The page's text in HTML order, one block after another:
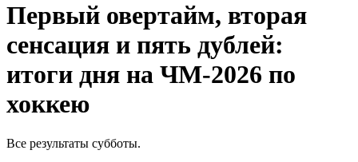
Первый овертайм, вторая
сенсация и пять дублей:
итоги дня на ЧМ-2026 по
хоккею
Все результаты субботы.